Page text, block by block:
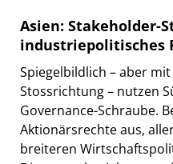
Asien: Stakeholder-
industriepolitisches
Spiegelbildlich – aber
Stossrichtung – nutzen
Governance-Schraube.
Aktionärsrechte aus,
breiteren